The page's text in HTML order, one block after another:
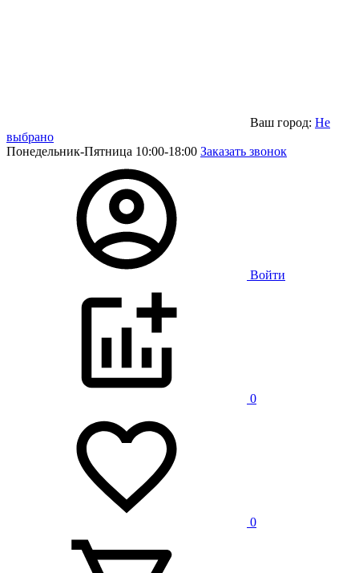
Ваш город: Не
выбрано
Понедельник-Пятница 10:00-18:00 Заказать звонок
Войти
0
0